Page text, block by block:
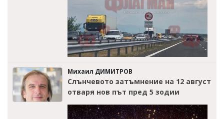
Михаил ДИМИТРОВ
Слънчевото затъмнение на 12 август
отваря нов път пред 5 зодии